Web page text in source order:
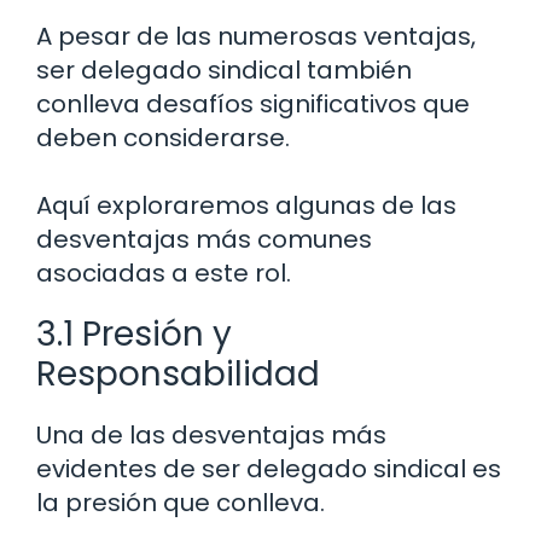
A pesar de las numerosas ventajas,
ser delegado sindical también
conlleva desafíos significativos que
deben considerarse.
Aquí exploraremos algunas de las
desventajas más comunes
asociadas a este rol.
3.1 Presión y
Responsabilidad
Una de las desventajas más
evidentes de ser delegado sindical es
la presión que conlleva.